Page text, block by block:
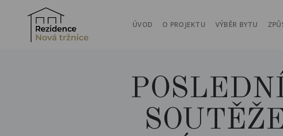
ÚVOD O PROJEKTU VÝBĚR BYTU